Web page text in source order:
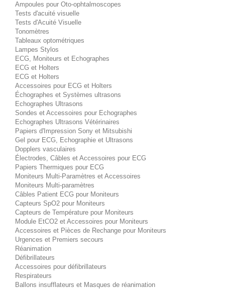
Ampoules pour Oto-ophtalmoscopes
Tests d'acuité visuelle
Tests d'Acuité Visuelle
Tonomètres
Tableaux optométriques
Lampes Stylos
ECG, Moniteurs et Echographes
ECG et Holters
ECG et Holters
Accessoires pour ECG et Holters
Échographes et Systèmes ultrasons
Echographes Ultrasons
Sondes et Accessoires pour Echographes
Echographes Ultrasons Vétérinaires
Papiers d'Impression Sony et Mitsubishi
Gel pour ECG, Echographie et Ultrasons
Dopplers vasculaires
Électrodes, Câbles et Accessoires pour ECG
Papiers Thermiques pour ECG
Moniteurs Multi-Paramètres et Accessoires
Moniteurs Multi-paramètres
Câbles Patient ECG pour Moniteurs
Capteurs SpO2 pour Moniteurs
Capteurs de Température pour Moniteurs
Module EtCO2 et Accessoires pour Moniteurs
Accessoires et Pièces de Rechange pour Moniteurs
Urgences et Premiers secours
Réanimation
Défibrillateurs
Accessoires pour défibrillateurs
Respirateurs
Ballons insufflateurs et Masques de réanimation